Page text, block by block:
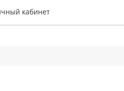
кабинет